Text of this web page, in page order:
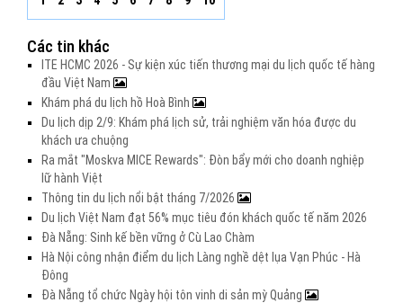
Các tin khác
ITE HCMC 2026 - Sự kiện xúc tiến thương mại du lịch quốc tế hàng
đầu Việt Nam
Khám phá du lịch hồ Hoà Bình
Du lịch dịp 2/9: Khám phá lịch sử, trải nghiệm văn hóa được du
khách ưa chuộng
Ra mắt "Moskva MICE Rewards": Đòn bẩy mới cho doanh nghiệp
lữ hành Việt
Thông tin du lịch nổi bật tháng 7/2026
Du lịch Việt Nam đạt 56% mục tiêu đón khách quốc tế năm 2026
Đà Nẵng: Sinh kế bền vững ở Cù Lao Chàm
Hà Nội công nhận điểm du lịch Làng nghề dệt lụa Vạn Phúc - Hà
Đông
Đà Nẵng tổ chức Ngày hội tôn vinh di sản mỳ Quảng